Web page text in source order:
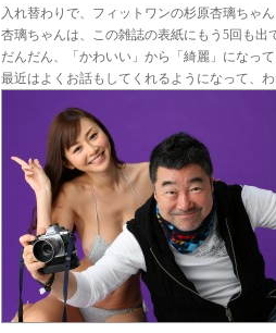
入れ替わりで、フィットワンの杉原杏璃ちゃん
杏璃ちゃんは、この雑誌の表紙にもう5回も出
だんだん、「かわいい」から「綺麗」になって
最近はよくお話もしてくれるようになって、わ